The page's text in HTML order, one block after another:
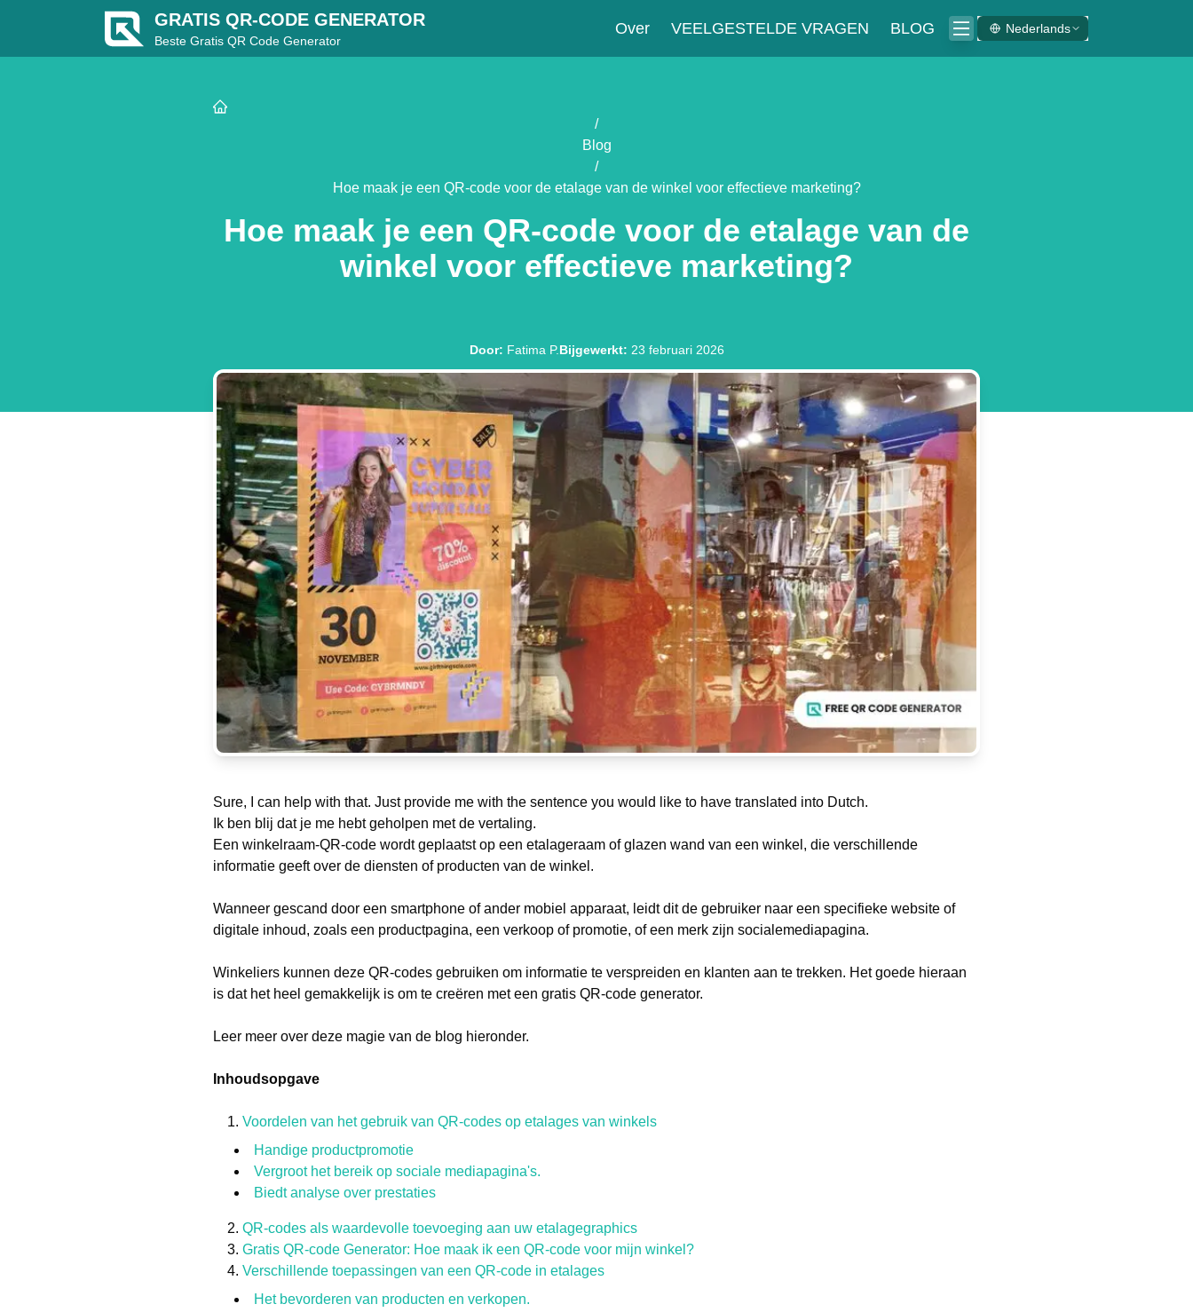
GRATIS QR-CODE GENERATOR
Beste Gratis QR Code Generator
Over VEELGESTELDE VRAGEN BLOG Nederlands
/
Blog
/
Hoe maak je een QR-code voor de etalage van de winkel voor effectieve marketing?
Hoe maak je een QR-code voor de etalage van de
winkel voor effectieve marketing?
Door: Fatima P.Bijgewerkt: 23 februari 2026
Sure, I can help with that. Just provide me with the sentence you would like to have translated into Dutch.
Ik ben blij dat je me hebt geholpen met de vertaling.
Een winkelraam-QR-code wordt geplaatst op een etalageraam of glazen wand van een winkel, die verschillende
informatie geeft over de diensten of producten van de winkel.
Wanneer gescand door een smartphone of ander mobiel apparaat, leidt dit de gebruiker naar een specifieke website of
digitale inhoud, zoals een productpagina, een verkoop of promotie, of een merk zijn socialemediapagina.
Winkeliers kunnen deze QR-codes gebruiken om informatie te verspreiden en klanten aan te trekken. Het goede hieraan
is dat het heel gemakkelijk is om te creëren met een gratis QR-code generator.
Leer meer over deze magie van de blog hieronder.
Inhoudsopgave
Voordelen van het gebruik van QR-codes op etalages van winkels
Handige productpromotie
Vergroot het bereik op sociale mediapagina's.
Biedt analyse over prestaties
QR-codes als waardevolle toevoeging aan uw etalagegraphics
Gratis QR-code Generator: Hoe maak ik een QR-code voor mijn winkel?
Verschillende toepassingen van een QR-code in etalages
Het bevorderen van producten en verkopen.